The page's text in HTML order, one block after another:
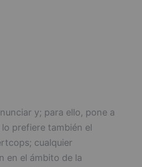
y; para ello, pone a
prefiere también el
cualquier
en el ámbito de la